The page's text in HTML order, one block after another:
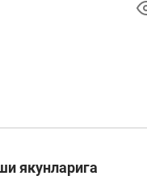
якунларига